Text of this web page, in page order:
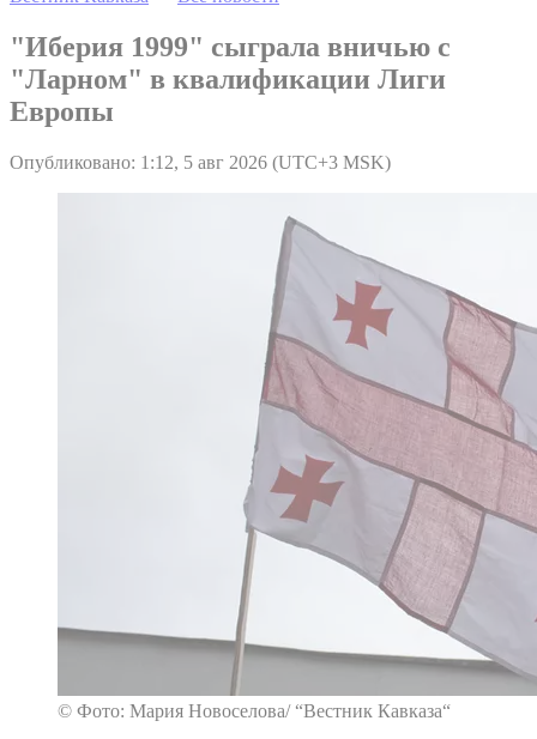
"Иберия 1999" сыграла вничью с
"Ларном" в квалификации Лиги
Европы
Опубликовано: 1:12, 5 авг 2026 (UTC+3 MSK)
© Фото: Мария Новоселова/ “Вестник Кавказа“